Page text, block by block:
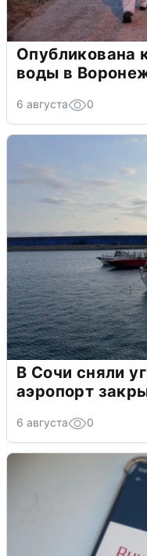
Опубликована
воды в
6 августа 0
В Сочи сняли
аэропорт
6 августа 0